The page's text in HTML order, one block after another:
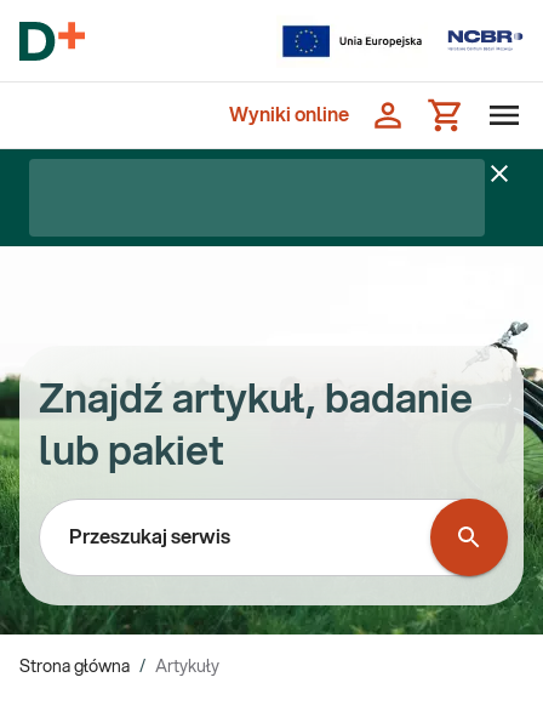
Wyniki online
Strona główna / Artykuły
Znajdź artykuł, badanie
lub pakiet